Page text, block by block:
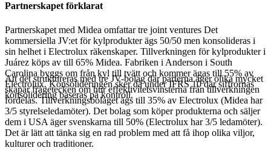
Partnerskapet förklarat
Partnerskapet med Midea omfattar tre joint ventures Det
kommersiella JV:et för kylprodukter ägs 50/50 men konsolideras i
sin helhet i Electrolux räkenskaper. Tillverkningen för kylprodukter i
Juárez köps av till 65% Midea. Fabriken i Anderson i South
Carolina byggs om från kyl till tvätt och kommer ägas till 55% av
Electrolux. Konsolideringen sker då under IFRS 10 där siffrornas
konsolidering baseras på kontroll.
Att det struktureras med tre JV-bolag där parterna äger olika mycket
skapar frågetecken om hur effektivitetsvinsterna från tillverkningen
fördelas. Tillverkningsbolaget ägs till 35% av Electrolux (Midea har
3/5 styrelseledamöter). Det bolag som köper produkterna och säljer
dem i USA äger svenskarna till 50% (Electrolux har 3/5 ledamöter).
Det är lätt att tänka sig en rad problem med att få ihop olika viljor,
kulturer och traditioner.